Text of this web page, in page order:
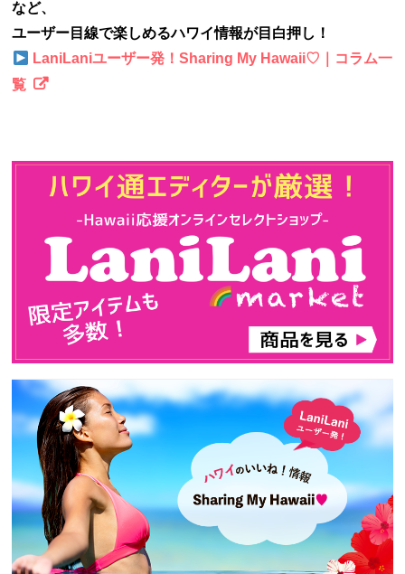
など、
ユーザー目線で楽しめるハワイ情報が目白押し！
LaniLaniユーザー発！Sharing My Hawaii♡｜コラム一
覧